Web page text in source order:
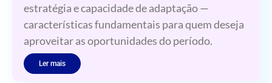
estratégia e capacidade de adaptação —
características fundamentais para quem deseja
aproveitar as oportunidades do período.
Ler mais